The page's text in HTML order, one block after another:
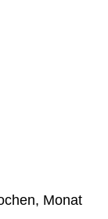
Monat